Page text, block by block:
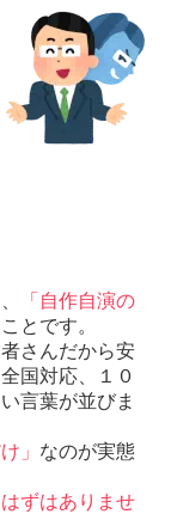
「自作自演の
とです。
さんだから安
国対応、１０
言葉が並びま
」 なのが実態
ずはありませ